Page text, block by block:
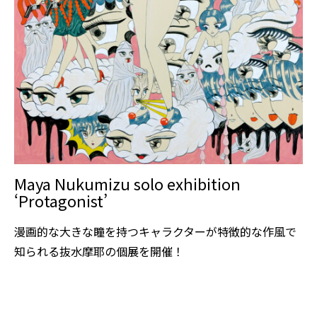
Maya Nukumizu solo exhibition
‘Protagonist’
漫画的な大きな瞳を持つキャラクターが特徴的な作風で
知られる抜水摩耶の個展を開催！